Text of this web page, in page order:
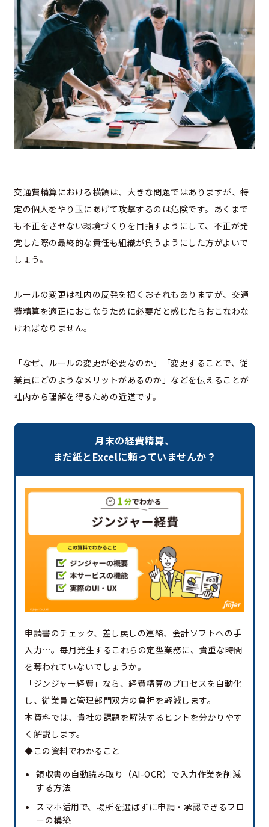
交通費精算における横領は、大きな問題ではありますが、特
定の個人をやり玉にあげて攻撃するのは危険です。あくまで
も不正をさせない環境づくりを目指すようにして、不正が発
覚した際の最終的な責任も組織が負うようにした方がよいで
しょう。
ルールの変更は社内の反発を招くおそれもありますが、交通
費精算を適正におこなうために必要だと感じたらおこなわな
ければなりません。
「なぜ、ルールの変更が必要なのか」「変更することで、従
業員にどのようなメリットがあるのか」などを伝えることが
社内から理解を得るための近道です。
月末の経費精算、
まだ紙とExcelに頼っていませんか？
申請書のチェック、差し戻しの連絡、会計ソフトへの手
入力…。毎月発生するこれらの定型業務に、貴重な時間
を奪われていないでしょうか。
「ジンジャー経費」なら、経費精算のプロセスを自動化
し、従業員と管理部門双方の負担を軽減します。
本資料では、貴社の課題を解決するヒントを分かりやす
く解説します。
◆この資料でわかること
領収書の自動読み取り（AI-OCR）で入力作業を削減
する方法
スマホ活用で、場所を選ばずに申請・承認できるフロ
ーの構築